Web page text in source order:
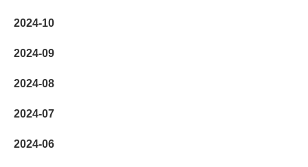
2024-10
2024-09
2024-08
2024-07
2024-06